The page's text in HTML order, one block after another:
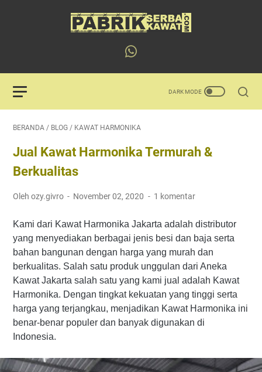
BERANDA / BLOG / KAWAT HARMONIKA
Jual Kawat Harmonika Termurah &
Berkualitas
Oleh ozy.givro November 02, 2020 1 komentar
Kami dari Kawat Harmonika Jakarta adalah distributor
yang menyediakan berbagai jenis besi dan baja serta
bahan bangunan dengan harga yang murah dan
berkualitas. Salah satu produk unggulan dari Aneka
Kawat Jakarta salah satu yang kami jual adalah Kawat
Harmonika. Dengan tingkat kekuatan yang tinggi serta
harga yang terjangkau, menjadikan Kawat Harmonika ini
benar-benar populer dan banyak digunakan di
Indonesia.